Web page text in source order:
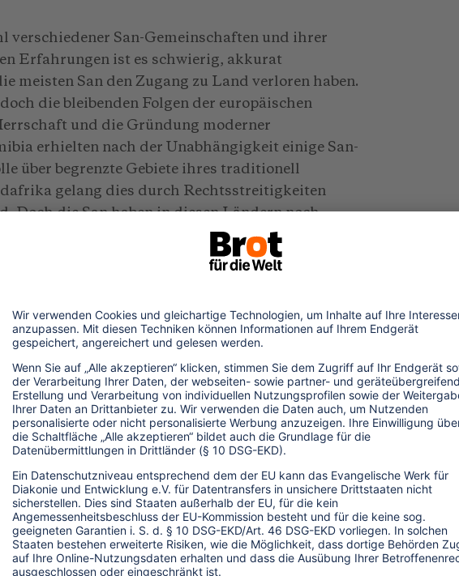
verschiedener San-Gemeinschaften und ihrer
Erfahrungen ist es schwierig, akkurat
meisten San den Zugang zu Land verloren haben.
die bleibenden Folgen der europäischen
und die Gründung moderner
erhielten nach der Unabhängigkeit einige San-
über begrenzte Gebiete ihres traditionell
gelang dies durch Rechtsstreitigkeiten
Doch die San haben in diesen Ländern noch
zu Land zu erhalten und ihre Hoheit über das
das ihnen traditionell gehört. Auch in Botsuana
räumen Behörden, die für das Land der
sind, auf unfaire Weise zum Nachteil der San,
und Bürger Priorität ein. Auch wurden in
um dem Abbau von Bodenschätzen und dem
mit einer sesshaften Existenz abgefunden, was
hin und wieder bezahlte Jobs bedeutet. Die
politisch marginalisiert, sondern auch eine der
Gruppen im südlichen Afrika.
der Lage, ihrem traditionellen Lebensunterhalt
den Traumata historischer Diskriminierung.
und Praktiken ihrer Kultur, einschließlich
weiterzugeben. Zum Beispiel haben die im